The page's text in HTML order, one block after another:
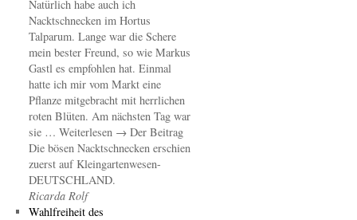
Natürlich habe auch ich
Nacktschnecken im Hortus
Talparum. Lange war die Schere
mein bester Freund, so wie Markus
Gastl es empfohlen hat. Einmal
hatte ich mir vom Markt eine
Pflanze mitgebracht mit herrlichen
roten Blüten. Am nächsten Tag war
sie … Weiterlesen → Der Beitrag
Die bösen Nacktschnecken erschien
zuerst auf Kleingartenwesen-
DEUTSCHLAND.
Ricarda Rolf
Wahlfreiheit des